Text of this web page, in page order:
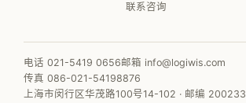
联系咨询
电话 021-5419 0656邮箱 info@logiwis.com
传真 086-021-54198876
上海市闵行区华茂路100号14-102 · 邮编 200233